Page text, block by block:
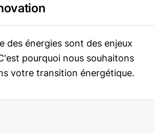
des énergies sont des enjeux
pourquoi nous souhaitons
votre transition énergétique.